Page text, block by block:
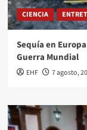
CIENCIA
Sequía en
Guerra Mundial
EHF 7 agosto,